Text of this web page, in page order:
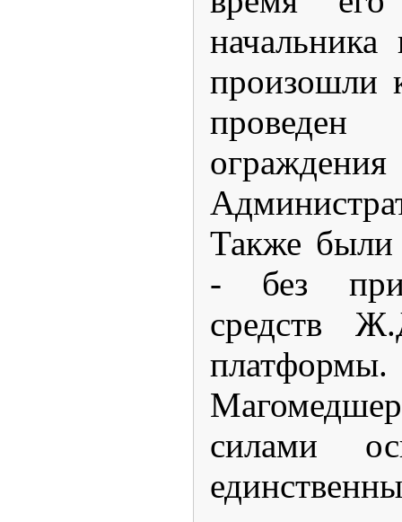
произошли
проведен
Также были
- без
средств
силами